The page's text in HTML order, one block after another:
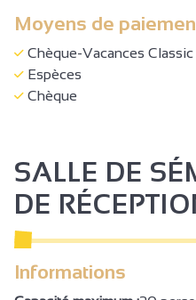
Moyens de
Chèque-Vacances Classic
Espèces
Chèque
SALLE DE
DE
Informations